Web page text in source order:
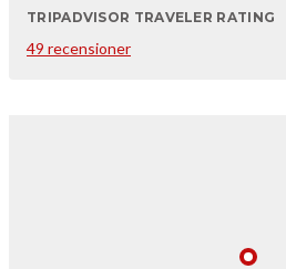
TRIPADVISOR TRAVELER RATING
49 recensioner